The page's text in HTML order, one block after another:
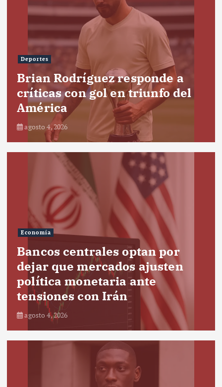
Deportes
Brian Rodríguez responde a
críticas con gol en triunfo del
América
agosto 4, 2026
Economía
Bancos centrales optan por
dejar que mercados ajusten
política monetaria ante
tensiones con Irán
agosto 4, 2026